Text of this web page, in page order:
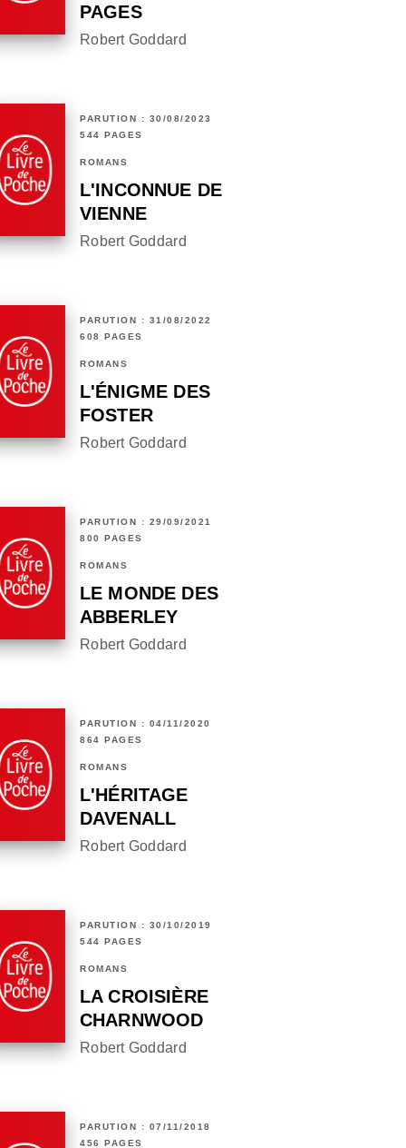
PAGES
Robert Goddard
PARUTION : 30/08/2023
544 PAGES
ROMANS
L'INCONNUE DE
VIENNE
Robert Goddard
PARUTION : 31/08/2022
608 PAGES
ROMANS
L'ÉNIGME DES
FOSTER
Robert Goddard
PARUTION : 29/09/2021
800 PAGES
ROMANS
LE MONDE DES
ABBERLEY
Robert Goddard
PARUTION : 04/11/2020
864 PAGES
ROMANS
L'HÉRITAGE
DAVENALL
Robert Goddard
PARUTION : 30/10/2019
544 PAGES
ROMANS
LA CROISIÈRE
CHARNWOOD
Robert Goddard
PARUTION : 07/11/2018
456 PAGES